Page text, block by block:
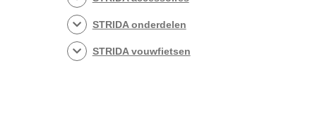
STRIDA onderdelen
STRIDA vouwfietsen